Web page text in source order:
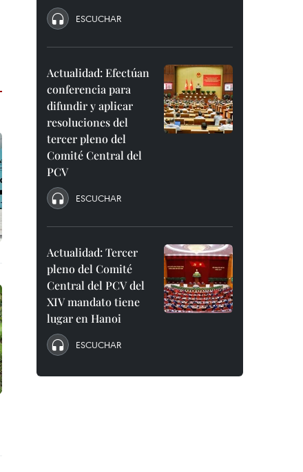
ESCUCHAR
Actualidad: Efectúan
conferencia para
difundir y aplicar
resoluciones del
tercer pleno del
Comité Central del
PCV
ESCUCHAR
Actualidad: Tercer
pleno del Comité
Central del PCV del
XIV mandato tiene
lugar en Hanoi
ESCUCHAR